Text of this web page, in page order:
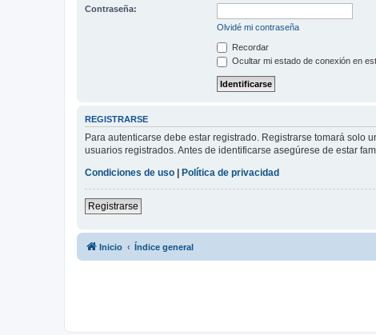
Contraseña:
Olvidé mi contraseña
Recordar
Ocultar mi estado de conexión en
REGISTRARSE
Para autenticarse debe estar registrado. Registrarse tomará solo
usuarios registrados. Antes de identificarse asegúrese de estar
Condiciones de uso
Política de privacidad
Registrarse
Inicio Índice general